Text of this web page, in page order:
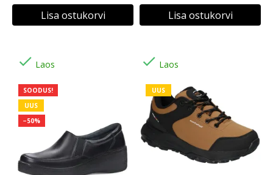
Lisa ostukorvi Lisa ostukorvi
 Laos
SOODUS!
UUS
−50%
 Laos
UUS